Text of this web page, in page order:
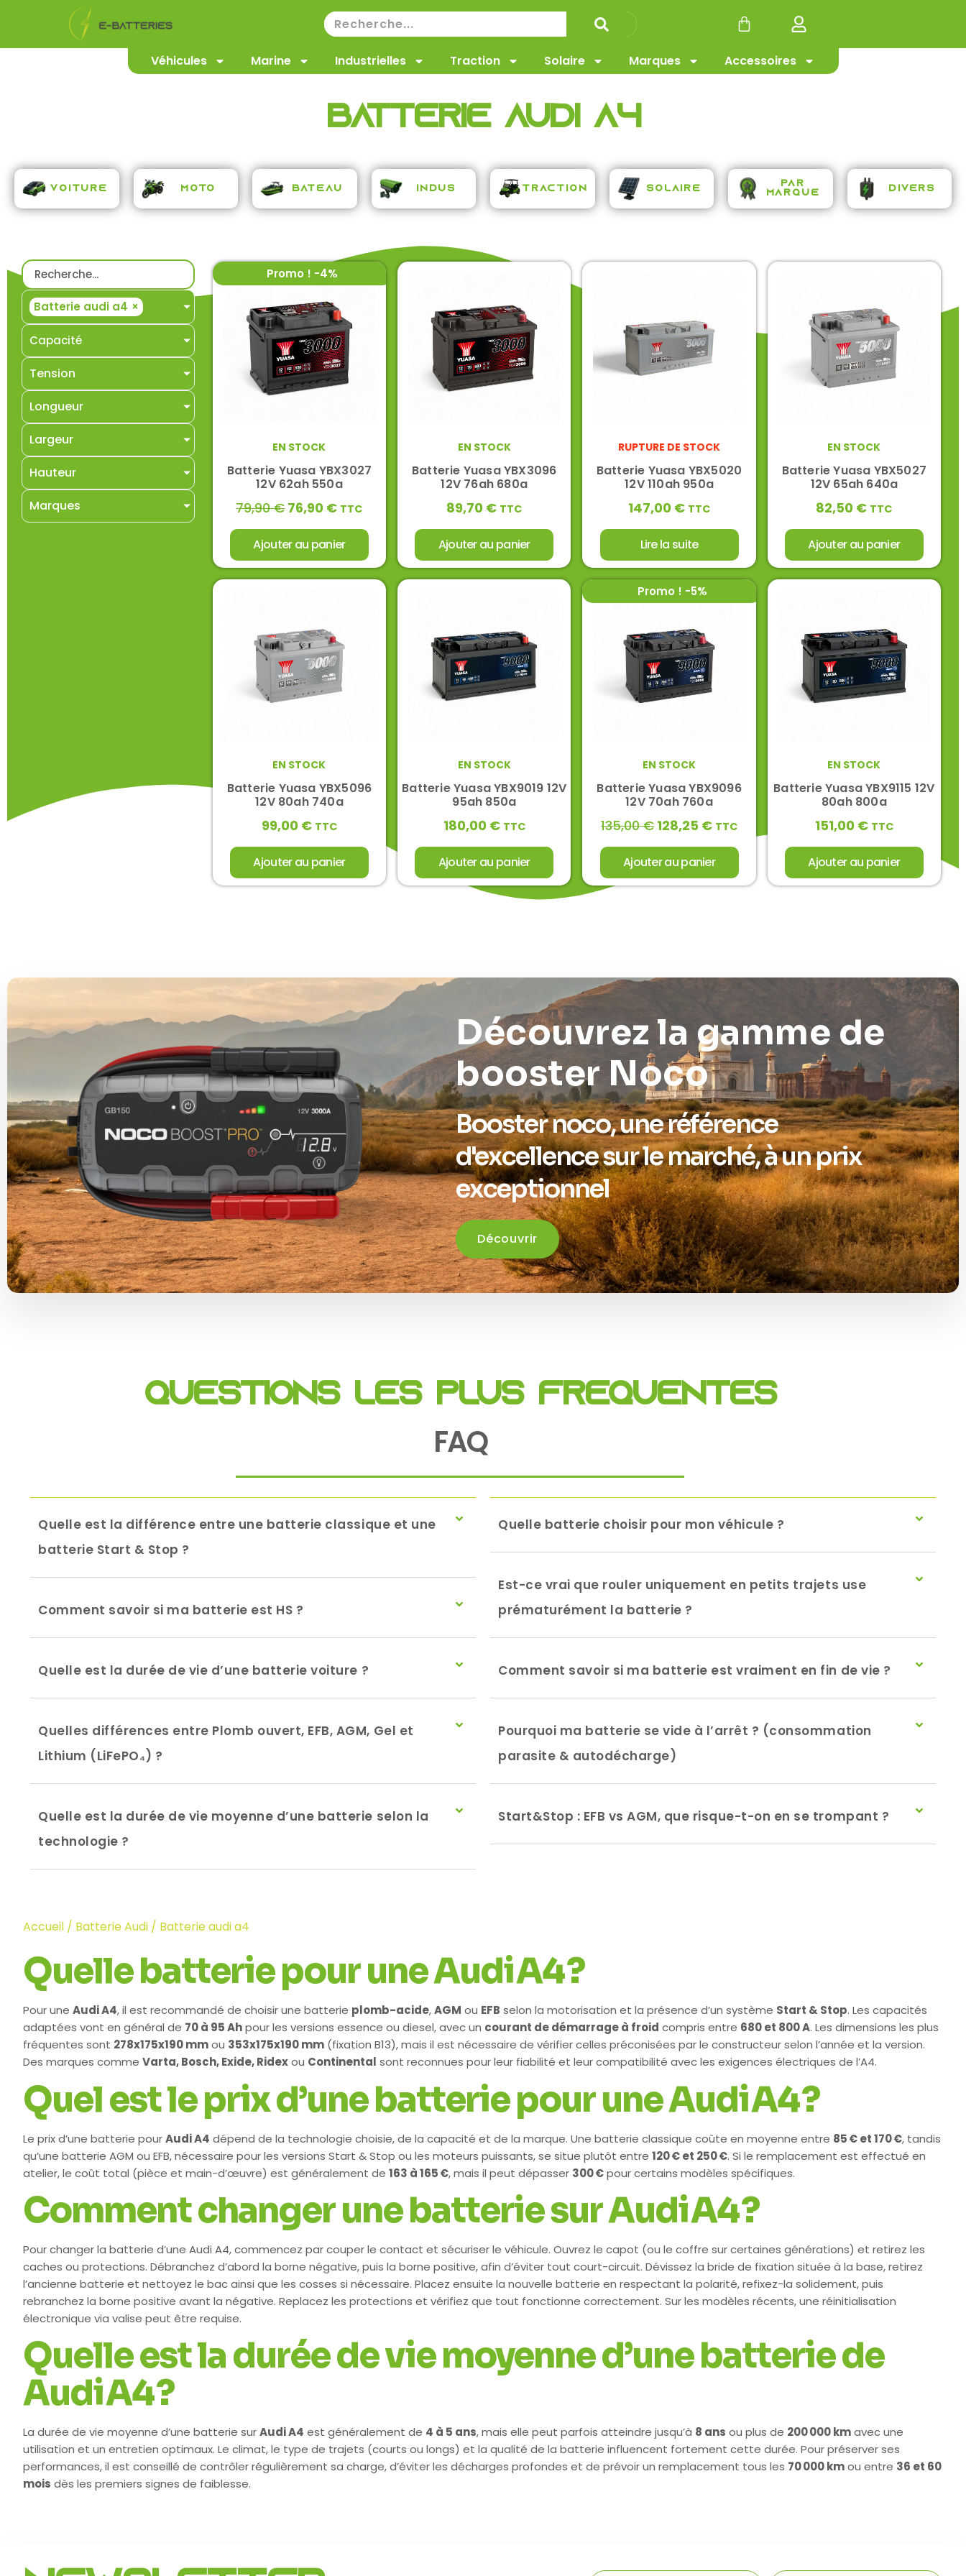
Véhicules Marine Industrielles Traction Solaire Marques Accessoires
Batterie audi a4
Voiture Moto Bateau Indus Traction Solaire
Par
Marque
Divers
Batterie audi a4 ×
Capacité
Tension
Longueur
Largeur
Hauteur
Marques
Promo ! -4%
EN STOCK
Batterie Yuasa YBX3027
12V 62ah 550a
79,90€76,90 € TTC
Ajouter au panier
EN STOCK
Batterie Yuasa YBX3096
12V 76ah 680a
89,70 € TTC
Ajouter au panier
RUPTURE DE STOCK
Batterie Yuasa YBX5020
12V 110ah 950a
147,00 € TTC
Lire la suite
EN STOCK
Batterie Yuasa YBX5027
12V 65ah 640a
82,50 € TTC
Ajouter au panier
EN STOCK
Batterie Yuasa YBX5096
12V 80ah 740a
99,00 € TTC
Ajouter au panier
EN STOCK
Batterie Yuasa YBX9019 12V
95ah 850a
180,00 € TTC
Ajouter au panier
Promo ! -5%
EN STOCK
Batterie Yuasa YBX9096
12V 70ah 760a
135,00€ 128,25 € TTC
Ajouter au panier
EN STOCK
Batterie Yuasa YBX9115 12V
80ah 800a
151,00 € TTC
Ajouter au panier
Découvrez la gamme de
booster Noco
Booster noco, une référence
d'excellence sur le marché, à un prix
exceptionnel
Découvrir
Questions les plus fréquentes
FAQ
Quelle est la différence entre une batterie classique et une
batterie Start & Stop ?
Comment savoir si ma batterie est HS ?
Quelle est la durée de vie d’une batterie voiture ?
Quelles différences entre Plomb ouvert, EFB, AGM, Gel et
Lithium (LiFePO₄) ?
Quelle est la durée de vie moyenne d’une batterie selon la
technologie ?
Quelle batterie choisir pour mon véhicule ?
Est-ce vrai que rouler uniquement en petits trajets use
prématurément la batterie ?
Comment savoir si ma batterie est vraiment en fin de vie ?
Pourquoi ma batterie se vide à l’arrêt ? (consommation
parasite & autodécharge)
Start&Stop : EFB vs AGM, que risque-t-on en se trompant ?
Accueil / Batterie Audi / Batterie audi a4
Quelle batterie pour une Audi A4 ?
Pour une Audi A4, il est recommandé de choisir une batterie plomb-acide,AGM ou EFB selon la motorisation et la présence d’un système Start & Stop. Les capacités
adaptées vont en général de 70 à 95 Ahpour les versions essence ou diesel, avec un courant de démarrage à froid compris entre 680 et 800 A. Les dimensions les plus
fréquentes sont 278x175x190 mmou 353x175x190 mm (fixation B13), mais il est nécessaire de vérifier celles préconisées par le constructeur selon l’année et la version.
Des marques comme Varta, Bosch, Exide, Ridexou Continental sont reconnues pour leur fiabilité et leur compatibilité avec les exigences électriques de l’A4.
Quel est le prix d’une batterie pour une Audi A4 ?
Le prix d’une batterie pourAudi A4 dépend de la technologie choisie, de la capacité et de la marque. Une batterie classique coûte en moyenne entre 85 € et 170 €, tandis
qu’une batterie AGM ou EFB, nécessaire pour les versions Start & Stop ou les moteurs puissants, se situe plutôt entre 120 € et 250 €. Si le remplacement est effectué en
atelier, le coût total (pièce et main-d’œuvre) est généralement de 163 à 165 €, mais il peut dépasser 300 €pour certains modèles spécifiques.
Comment changer une batterie sur Audi A4 ?
Pour changer la batterie d’une Audi A4, commencez par couper le contact et sécuriser le véhicule. Ouvrez le capot (ou le coffre sur certaines générations) et retirez les
caches ou protections. Débranchez d’abord la borne négative, puis la borne positive, afin d’éviter tout court-circuit. Dévissez la bride de fixation située à la base, retirez
l’ancienne batterie et nettoyez le bac ainsi que les cosses si nécessaire. Placez ensuite la nouvelle batterie en respectant la polarité, refixez-la solidement, puis
rebranchez la borne positive avant la négative. Replacez les protections et vérifiez que tout fonctionne correctement. Sur les modèles récents, une réinitialisation
électronique via valise peut être requise.
Quelle est la durée de vie moyenne d’une batterie de
Audi A4 ?
La durée de vie moyenne d’une batterie surAudi A4 est généralement de 4 à 5 ans, mais elle peut parfois atteindre jusqu’à 8 ans ou plus de 200 000 kmavec une
utilisation et un entretien optimaux. Le climat, le type de trajets (courts ou longs) et la qualité de la batterie influencent fortement cette durée. Pour préserver ses
performances, il est conseillé de contrôler régulièrement sa charge, d’éviter les décharges profondes et de prévoir un remplacement tous les 70 000 kmou entre 36 et 60
mois dès les premiers signes de faiblesse.